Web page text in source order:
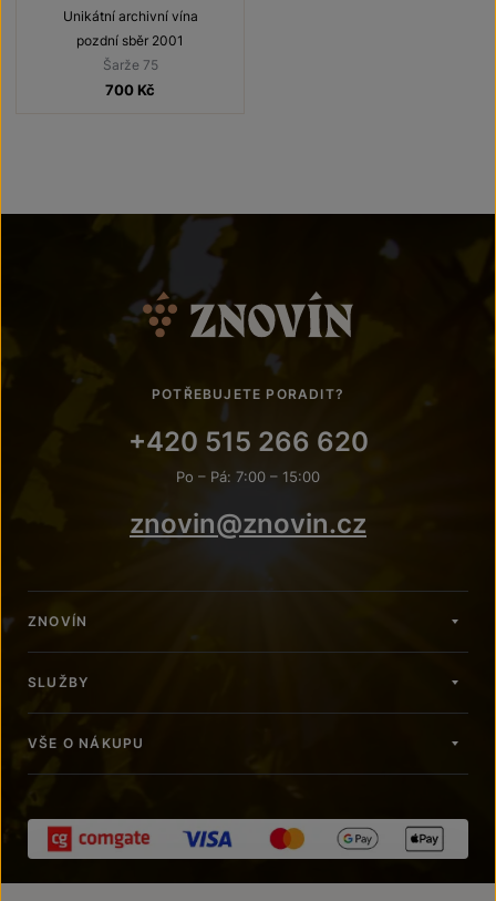
Unikátní archivní vína
pozdní sběr 2001
Šarže 75
700 Kč
POTŘEBUJETE PORADIT?
+420 515 266 620
Po – Pá: 7:00 – 15:00
znovin@znovin.cz
ZNOVÍN
SLUŽBY
VŠE O NÁKUPU